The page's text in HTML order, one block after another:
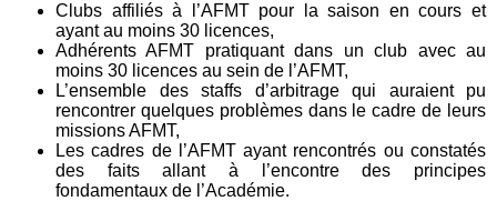
Clubs affiliés à l’AFMT pour la saison en cours et
ayant au moins 30 licences,
Adhérents AFMT pratiquant dans un club avec au
moins 30 licences au sein de l’AFMT,
L’ensemble des staffs d’arbitrage qui auraient pu
rencontrer quelques problèmes dans le cadre de leurs
missions AFMT,
Les cadres de l’AFMT ayant rencontrés ou constatés
des faits allant à l’encontre des principes
fondamentaux de l’Académie.